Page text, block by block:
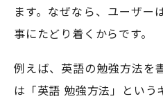
ます。なぜなら、ユーザー
事にたどり着くからです。
例えば、英語の勉強方法を
は「英語 勉強方法」とい